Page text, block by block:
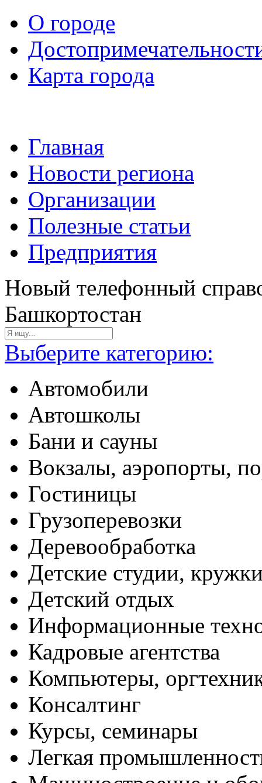
О городе
Карта города
Главная
Новости региона
Организации
Полезные статьи
Предприятия
Новый телефонный
Башкортостан
Выберите категорию:
Автомобили
Автошколы
Бани и сауны
Вокзалы, аэропорты,
Гостиницы
Грузоперевозки
Деревообработка
Детские студии,
Детский отдых
Информационные
Кадровые агентства
Компьютеры,
Консалтинг
Курсы, семинары
Легкая